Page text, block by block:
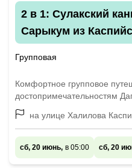
2 в 1: Сулакский
Сарыкум из
Групповая
Комфортное групповое
достопримечательностям
на улице Халилова
сб, 20 июнь, в 05:00 сб, 20